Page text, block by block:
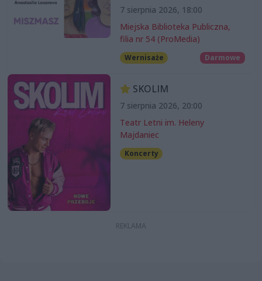
7 sierpnia 2026, 18:00
Miejska Biblioteka Publiczna,
filia nr 54 (ProMedia)
Wernisaże Darmowe
SKOLIM
7 sierpnia 2026, 20:00
Teatr Letni im. Heleny
Majdaniec
Koncerty